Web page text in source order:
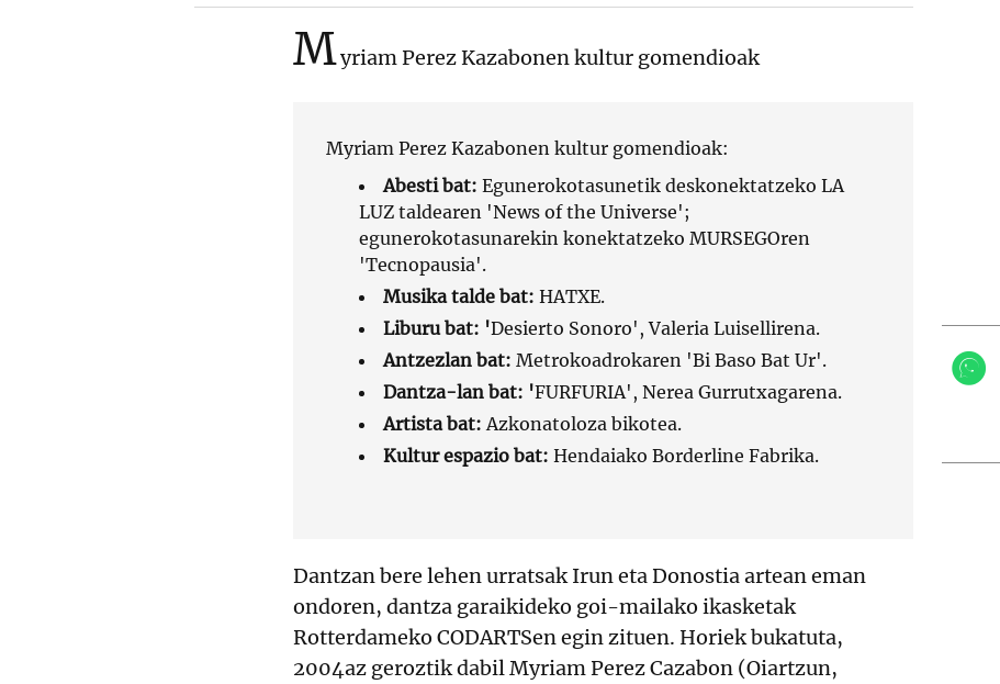
Myriam Perez Kazabonen kultur gomendioak
Myriam Perez Kazabonen kultur gomendioak:
Abesti bat: Egunerokotasunetik deskonektatzeko LA
LUZ taldearen 'News of the Universe';
egunerokotasunarekin konektatzeko MURSEGOren
'Tecnopausia'.
Musika talde bat: HATXE.
Liburu bat: 'Desierto Sonoro', Valeria Luisellirena.
Antzezlan bat: Metrokoadrokaren 'Bi Baso Bat Ur'.
Dantza-lan bat: 'FURFURIA', Nerea Gurrutxagarena.
Artista bat: Azkonatoloza bikotea.
Kultur espazio bat: Hendaiako Borderline Fabrika.
Dantzan bere lehen urratsak Irun eta Donostia artean eman
ondoren, dantza garaikideko goi-mailako ikasketak
Rotterdameko CODARTSen egin zituen. Horiek bukatuta,
2004az geroztik dabil Myriam Perez Cazabon (Oiartzun,